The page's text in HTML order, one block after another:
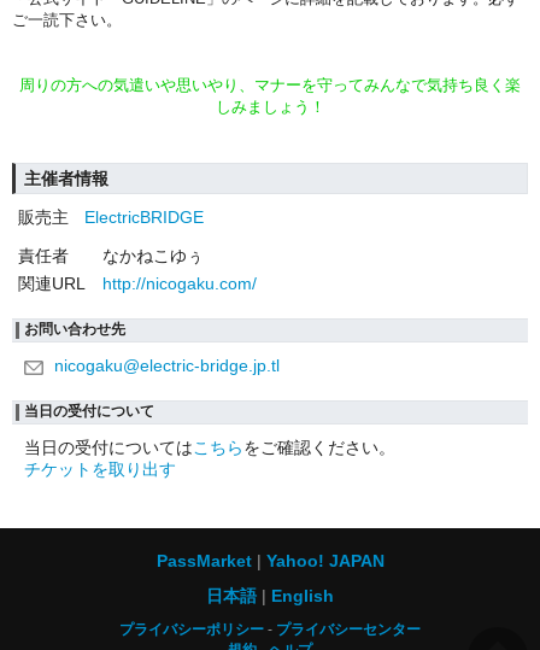
ご一読下さい。
周りの方への気遣いや思いやり、マナーを守ってみんなで気持ち良く楽
しみましょう！
主催者情報
販売主
ElectricBRIDGE
責任者
なかねこゆぅ
関連URL
http://nicogaku.com/
お問い合わせ先
nicogaku@electric-bridge.jp.tl
当日の受付について
当日の受付についてはこちらをご確認ください。
チケットを取り出す
PassMarket
Yahoo! JAPAN
日本語
English
プライバシーポリシー
プライバシーセンター